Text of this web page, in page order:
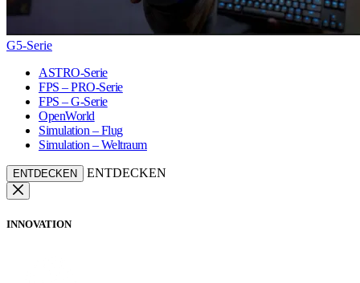
G5-Serie
ASTRO-Serie
FPS – PRO-Serie
FPS – G-Serie
OpenWorld
Simulation – Flug
Simulation – Weltraum
ENTDECKEN ENTDECKEN
INNOVATION